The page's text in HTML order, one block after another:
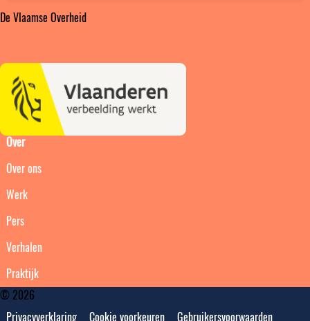
Over
Over ons
Werk
Pers
Verhalen
Praktijk
De Vlaamse Overheid
© 2026
Privacyverklaring
Cookie voorkeuren Gebruikersvoorwaarden